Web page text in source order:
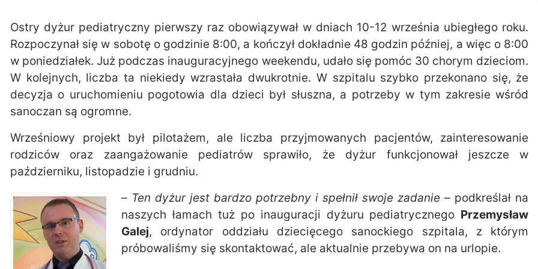
Ostry dyżur pediatryczny pierwszy raz obowiązywał w dniach 10-12 września ubiegłego roku.
Rozpoczynał się w sobotę o godzinie 8:00, a kończył dokładnie 48 godzin później, a więc o 8:00
w poniedziałek. Już podczas inauguracyjnego weekendu, udało się pomóc 30 chorym dzieciom.
W kolejnych, liczba ta niekiedy wzrastała dwukrotnie. W szpitalu szybko przekonano się, że
decyzja o uruchomieniu pogotowia dla dzieci był słuszna, a potrzeby w tym zakresie wśród
sanoczan są ogromne.
Wrześniowy projekt był pilotażem, ale liczba przyjmowanych pacjentów, zainteresowanie
rodziców oraz zaangażowanie pediatrów sprawiło, że dyżur funkcjonował jeszcze w
październiku, listopadzie i grudniu.
– Ten dyżur jest bardzo potrzebny i spełnił swoje zadanie– podkreślał na
naszych łamach tuż po inauguracji dyżuru pediatrycznego Przemysław
Galej, ordynator oddziału dziecięcego sanockiego szpitala, z którym
próbowaliśmy się skontaktować, ale aktualnie przebywa on na urlopie.